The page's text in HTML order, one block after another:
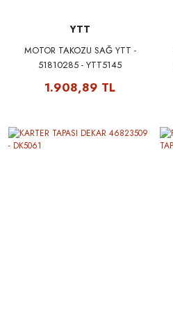
YTT
MOTOR TAKOZU SAĞ YTT -
51810285 - YTT5145
1.908,89 TL